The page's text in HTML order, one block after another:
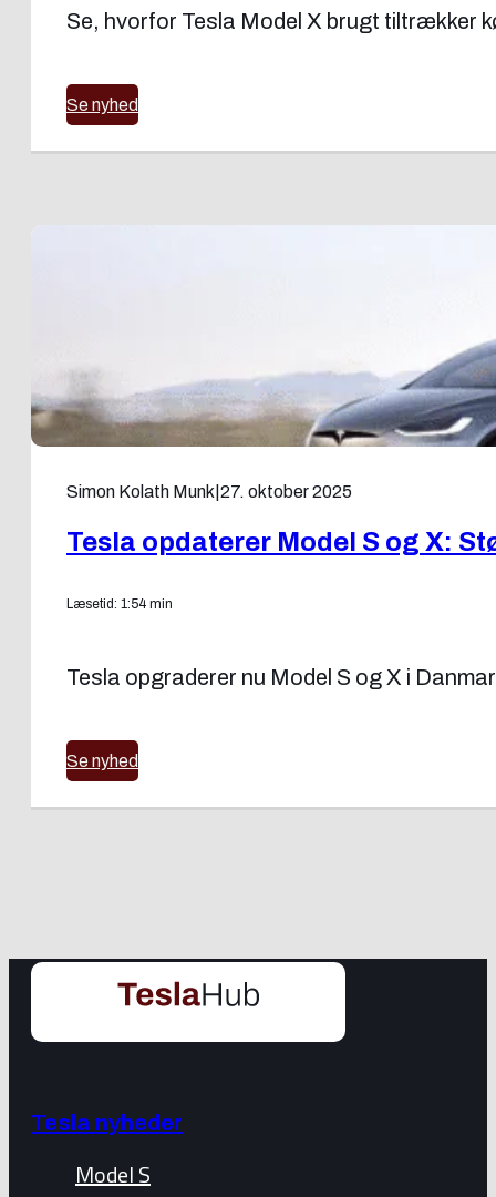
Se, hvorfor Tesla Model X brugt tiltrækker
Se nyhed
Simon Kolath Munk 27. oktober 2025
Tesla opdaterer Model S og X:
Læsetid: 1:54 min
Tesla opgraderer nu Model S og X i
Se nyhed
Tesla nyheder
Model S